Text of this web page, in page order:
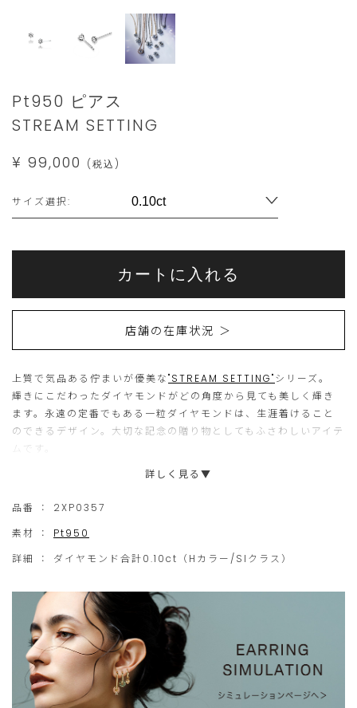
Details
https://www.star-
jewelry.com/2XP0357.html
Pt950 ピアス
STREAM SETTING
¥ 99,000
(税込)
サイズ選択:
Product
こ
ち
ら
の
品
は
15
ま
文
に
限
ら
せ
こ
の
商
品
現
在、
ご
入
ま
せ
ん。
カートに入れる
店舗の在庫状況 ＞
上質で気品ある佇まいが優美な"STREAM SETTING"シリーズ。
輝きにこだわったダイヤモンドがどの角度から見ても美しく輝き
ます。永遠の定番でもある一粒ダイヤモンドは、生涯着けること
のできるデザイン。大切な記念の贈り物としてもふさわしいアイテ
ムです。
詳しく見る▼
品番 ：
2XP0357
素材 ：
Pt950
詳細 ：
ダイヤモンド合計0.10ct（Hカラー/SIクラス）